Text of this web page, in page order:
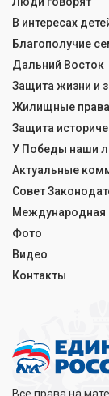
В интересах
Благополучие
Дальний Восток
Защита жизни и
Жилищные
Защита
У Победы наши
Актуальные
Совет
Международная
Фото
Видео
Контакты